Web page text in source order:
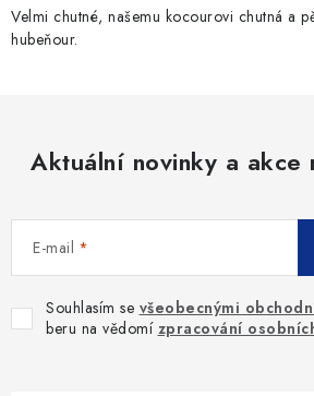
v
k
s
Velmi chutné, našemu kocourovi chutná a
hubeňour.
Aktuální novinky a akce
E-mail
Souhlasím se všeobecnými
beru na vědomí zpracování